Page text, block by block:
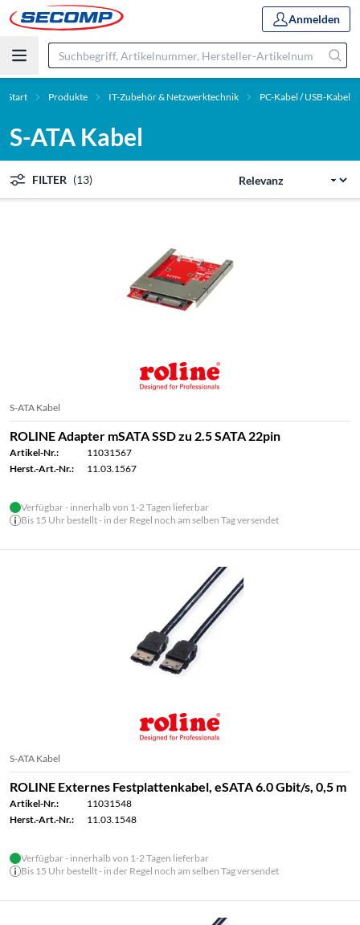
Anmelden
Start Produkte IT-Zubehör & Netzwerktechnik PC-Kabel / USB-Kabel
S-ATA Kabel
FILTER (13)
S-ATA Kabel
ROLINE Adapter mSATA SSD zu 2.5 SATA 22pin
Artikel-Nr.:
11031567
Herst.-Art.-Nr.:
11.03.1567
Verfügbar - innerhalb von 1-2 Tagen lieferbar
Bis 15 Uhr bestellt - in der Regel noch am selben Tag versendet
S-ATA Kabel
ROLINE Externes Festplattenkabel, eSATA 6.0 Gbit/s, 0,5 m
Artikel-Nr.:
11031548
Herst.-Art.-Nr.:
11.03.1548
Verfügbar - innerhalb von 1-2 Tagen lieferbar
Bis 15 Uhr bestellt - in der Regel noch am selben Tag versendet